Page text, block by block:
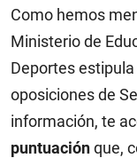
Como hemos
Ministerio de
Deportes
oposiciones de
información, te
puntuaciónque,